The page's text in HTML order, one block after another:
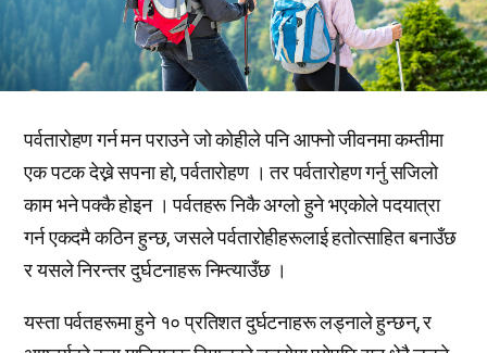
पर्वतारोहण गर्न मन पराउने जो कोहीले पनि आफ्नो जीवनमा कम्तीमा
एक पटक देख्ने सपना हो, पर्वतारोहण । तर पर्वतारोहण गर्नु सजिलो
काम भने पक्कै होइन । पर्वतहरू निकै अग्लो हुने भएकोले पदयात्रा
गर्न एकदमै कठिन हुन्छ, जसले पर्वतारोहीहरूलाई हतोत्साहित बनाउँछ
र यसले निरन्तर दुर्घटनाहरू निम्त्याउँछ ।
यस्ता पर्वतहरूमा हुने १० प्रतिशत दुर्घटनाहरू लड्नाले हुन्छन्, र